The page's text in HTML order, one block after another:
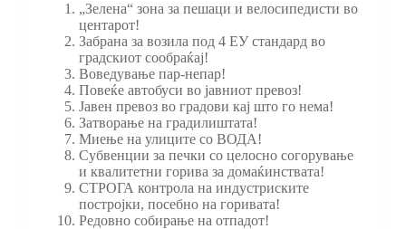
„Зелена“ зона за пешаци и велосипедисти во
центарот!
Забрана за возила под 4 ЕУ стандард во
градскиот сообраќај!
Воведување пар-непар!
Повеќе автобуси во јавниот превоз!
Јавен превоз во градови кај што го нема!
Затворање на градилиштата!
Миење на улиците со ВОДА!
Субвенции за печки со целосно согорување
и квалитетни горива за домаќинствата!
СТРОГА контрола на индустриските
постројки, посебно на горивата!
Редовно собирање на отпадот!